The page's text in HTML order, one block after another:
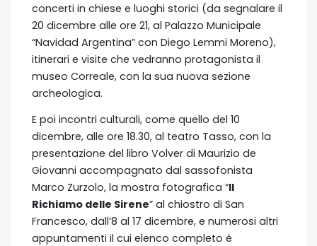
concerti in chiese e luoghi storici (da segnalare il
20 dicembre alle ore 21, al Palazzo Municipale
“Navidad Argentina” con Diego Lemmi Moreno),
itinerari e visite che vedranno protagonista il
museo Correale, con la sua nuova sezione
archeologica.
E poi incontri culturali, come quello del 10
dicembre, alle ore 18.30, al teatro Tasso, con la
presentazione del libro Volver di Maurizio de
Giovanni accompagnato dal sassofonista
Marco Zurzolo, la mostra fotografica “Il
Richiamo delle Sirene” al chiostro di San
Francesco, dall’8 al 17 dicembre, e numerosi altri
appuntamenti il cui elenco completo è